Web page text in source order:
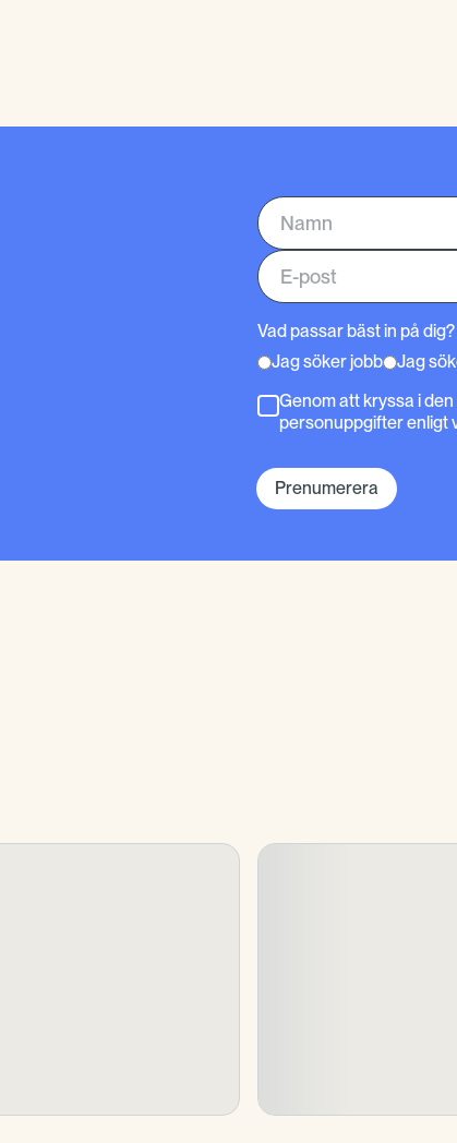
Vad passar bäst in på dig?
Jag söker jobb
Jag
Genom att kryssa i
personuppgifter enligt
Prenumerera